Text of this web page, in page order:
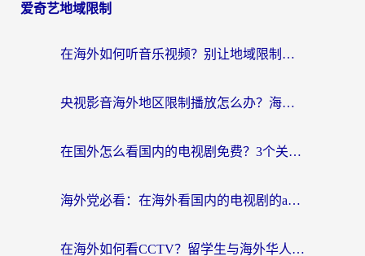
爱奇艺地域限制
在海外如何听音乐视频？别让地域限制挡住你的华语旋律
央视影音海外地区限制播放怎么办？海外华人必看的追剧自由指南
在国外怎么看国内的电视剧免费？3个关键步骤+1款靠谱加速器帮你搞定
海外党必看：在海外看国内的电视剧的app选对了吗？3步解决地域限制烦恼
在海外如何看CCTV？留学生与海外华人的实用回国加速指南